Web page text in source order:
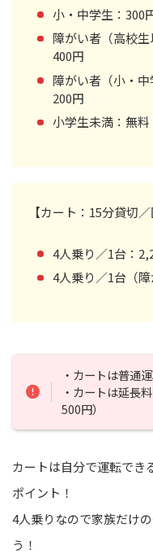
小・中学生：300
障がい者（高校
400円
障がい者（小・
200円
小学生未満：無料
【カート：15分貸切／
4人乗り／1台：
4人乗り／1台（
・カートは普通
・カートは延長
500円）
カートは自分で運転でき
ポイント！
4人乗りなので家族だけ
う！